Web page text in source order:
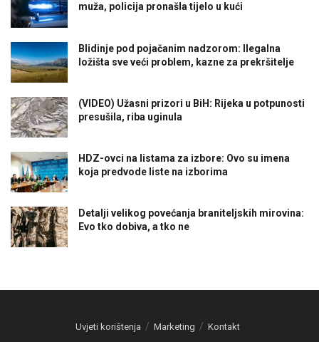
muža, policija pronašla tijelo u kući
Blidinje pod pojačanim nadzorom: Ilegalna
ložišta sve veći problem, kazne za prekršitelje
(VIDEO) Užasni prizori u BiH: Rijeka u potpunosti
presušila, riba uginula
HDZ-ovci na listama za izbore: Ovo su imena
koja predvode liste na izborima
Detalji velikog povećanja braniteljskih mirovina:
Evo tko dobiva, a tko ne
Uvjeti korištenja Marketing Kontakt